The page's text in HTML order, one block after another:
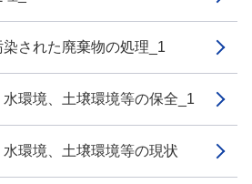
された廃棄物の処理_1
環境、土壌環境等の保全_1
環境、土壌環境等の現状